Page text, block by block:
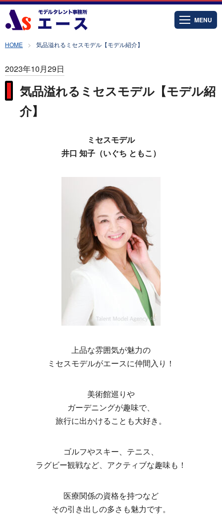
MENU
HOME 気品溢れるミセスモデル【モデル紹介】
2023年10月29日
気品溢れるミセスモデル【モデル紹
介】
ミセスモデル
井口 知子（いぐち ともこ）
上品な雰囲気が魅力の
ミセスモデルがエースに仲間入り！
美術館巡りや
ガーデニングが趣味で、
旅行に出かけることも大好き。
ゴルフやスキー、テニス、
ラグビー観戦など、アクティブな趣味も！
医療関係の資格を持つなど
その引き出しの多さも魅力です。